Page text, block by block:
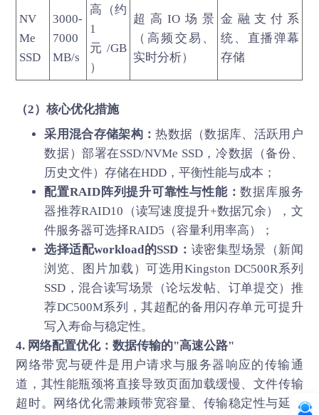
NV
Me
SSD
3000-
7000
MB/s
高（约
1
元/GB
）
超高IO场景
（高频交易、
实时分析）
金融支付系
统、直播弹幕
存储
（2）核心优化措施
采用混合存储架构：热数据（数据库、活跃用户
数据）部署在SSD/NVMe SSD，冷数据（备份、
历史文件）存储在HDD，平衡性能与成本；
配置RAID阵列提升可靠性与性能：数据库服务
器推荐RAID10（读写速度提升+数据冗余），文
件服务器可选择RAID5（容量利用率高）；
选择适配workload的SSD： 读密集型场景（新闻
浏览、图片加载）可选用Kingston DC500R系列
SSD，混合读写场景（论坛发帖、订单提交）推
荐DC500M系列，其超配的备用闪存单元可提升
写入寿命与稳定性。
4. 网络配置优化：数据传输的"高速公路"
网络带宽与硬件是用户请求与服务器响应的传输通
道，其性能瓶颈将直接导致页面加载缓慢、文件传输
超时。网络优化需兼顾带宽容量、传输稳定性与延迟